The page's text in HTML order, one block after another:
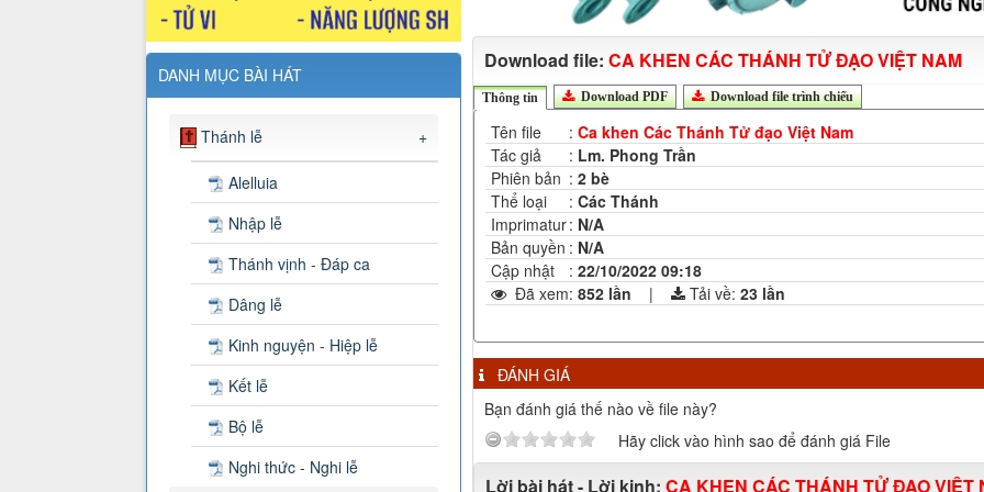
DANH MỤC BÀI HÁT
Thánh lễ +
Alelluia
Nhập lễ
Thánh vịnh - Đáp ca
Dâng lễ
Kinh nguyện - Hiệp lễ
Kết lễ
Bộ lễ
Nghi thức - Nghi lễ
Download file: CA KHEN CÁC THÁNH TỬ ĐẠO VIỆT NAM
Thông tin Download PDF Download file trình chiếu
Tên file : Ca khen Các Thánh Tử đạo Việt Nam
Tác giả
: Lm. Phong Trần
Phiên bản : 2 bè
Thể loại
: Các Thánh
Imprimatur: N/A
Bản quyền : N/A
Cập nhật
: 22/10/2022 09:18
Đã xem: 852 lần | Tải về: 23 lần
ĐÁNH GIÁ
Bạn đánh giá thế nào về file này?
Hãy click vào hình sao để đánh giá File
Lời bài hát - Lời kinh: CA KHEN CÁC THÁNH TỬ ĐẠO VIỆT